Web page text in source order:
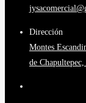
Dirección
Montes
de Chapultepec,